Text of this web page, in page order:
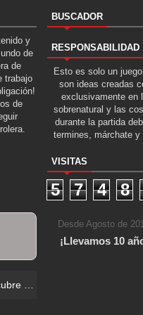
y
de
de
trabajo
de
BUSCADOR
RESPONSABILIDAD
Esto es solo un
son ideas creadas
exclusivamente en
sobrenatural y las
durante la partida
termines, márchate y
VISITAS
5 7 4 8
Desde Agosto de
¡Llevamos 10